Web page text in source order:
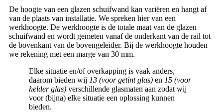
De hoogte van een glazen schuifwand kan variëren en hangt af
van de plaats van installatie. We spreken hier van een
werkhoogte. De werkhoogte is de totale maat van de glazen
schuifwand en wordt gemeten vanaf de onderkant van de rail tot
de bovenkant van de bovengeleider. Bij de werkhoogte houden
we rekening met een marge van 30 mm.
Elke situatie en/of overkapping is vaak anders,
daarom bieden wij 13 (voor getint glas) en 15 (voor
helder glas) verschillende glasmaten aan zodat wij
voor (bijna) elke situatie een oplossing kunnen
bieden.